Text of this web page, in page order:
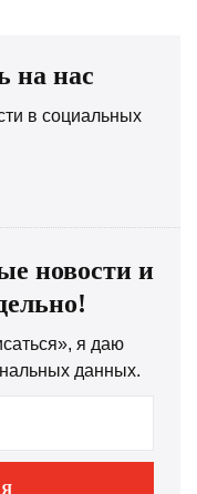
на нас
в социальных
новости и
я даю
данных.